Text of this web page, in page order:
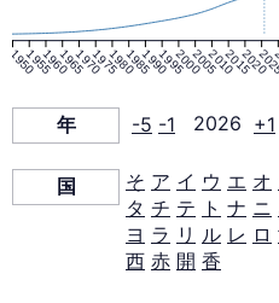
ド
（1950–
2100
年）
195019551960196519701975198019851990199520002005201020152020
年 -5 -1 2026 +1
国 そ ア イ ウ エ オ
タ チ テ ト ナ ニ
ヨ ラ リ ル レ ロ
西 赤 開 香